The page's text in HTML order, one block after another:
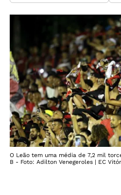
O Leão tem uma média de 7,2 mil
B - Foto: Adilton Venegeroles | EC